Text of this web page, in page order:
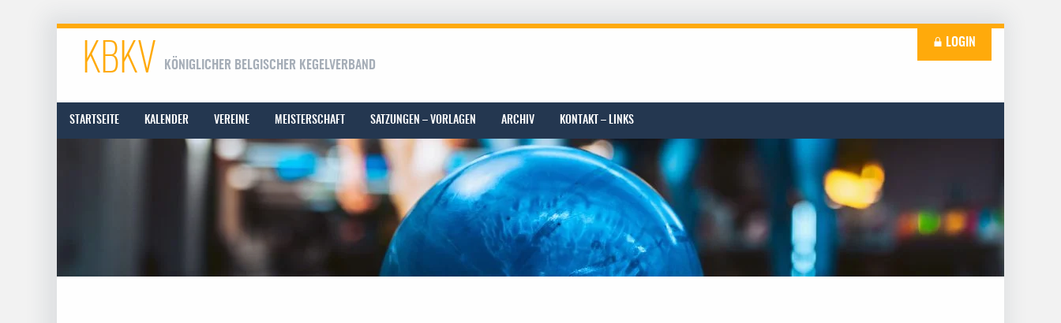
KBKV KÖNIGLICHER BELGISCHER KEGELVERBAND
LOGIN
STARTSEITE KALENDER VEREINE MEISTERSCHAFT SATZUNGEN – VORLAGEN ARCHIV KONTAKT – LINKS